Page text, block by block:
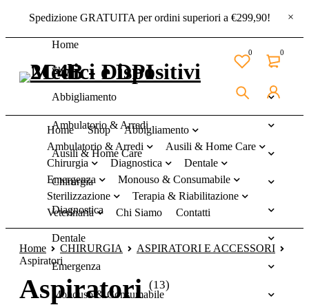
Spedizione GRATUITA per ordini superiori a €299,90!
Home
Shop
Abbigliamento
Ambulatorio & Arredi
Ausili & Home Care
Chirurgia
Diagnostica
Dentale
Emergenza
Monouso & Consumabile
0
0
Home Shop
Abbigliamento
Ambulatorio & Arredi
Ausili & Home Care
Chirurgia
Diagnostica
Dentale
Emergenza
Monouso & Consumabile
Sterilizzazione
Terapia & Riabilitazione
Veterinaria
Chi Siamo Contatti
Home CHIRURGIA
ASPIRATORI E ACCESSORI
Aspiratori
Aspiratori (13)